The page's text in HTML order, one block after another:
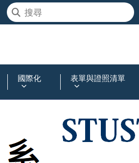
國際化 表單與證照清單